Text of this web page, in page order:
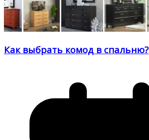
Как выбрать комод в спальню?